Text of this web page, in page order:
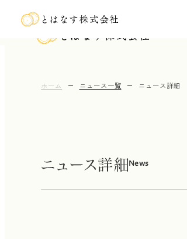
ホーム ニュース一覧 ニュース詳細
News